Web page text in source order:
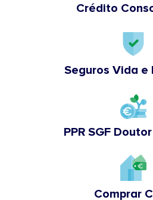
Crédito
Seguros Vida e
PPR SGF
Comprar